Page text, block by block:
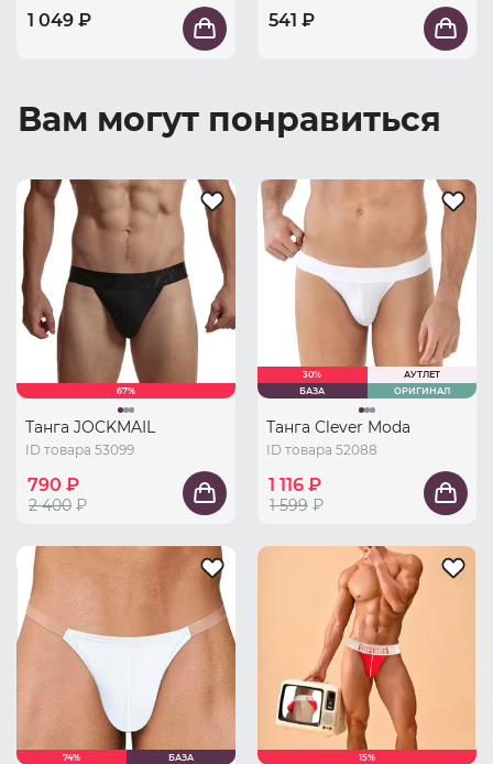
1 049 ₽ 541 ₽
Вам могут понравиться
67%
Танга JOCKMAIL
ID товара 53099
790 ₽
2 400 ₽
30%
АУТЛЕТ
БАЗА
ОРИГИНАЛ
Танга Clever Moda
ID товара 52088
1 116 ₽
1 599 ₽
74% БАЗА 15%